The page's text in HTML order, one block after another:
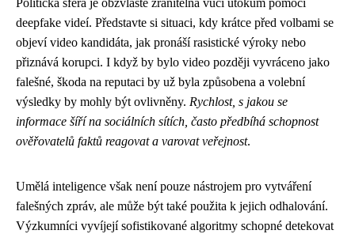
Politická sféra je obzvláště zranitelná vůči útokům pomocí
deepfake videí. Představte si situaci, kdy krátce před volbami se
objeví video kandidáta, jak pronáší rasistické výroky nebo
přiznává korupci. I když by bylo video později vyvráceno jako
falešné, škoda na reputaci by už byla způsobena a volební
výsledky by mohly být ovlivněny. Rychlost, s jakou se
informace šíří na sociálních sítích, často předbíhá schopnost
ověřovatelů faktů reagovat a varovat veřejnost.
Umělá inteligence však není pouze nástrojem pro vytváření
falešných zpráv, ale může být také použita k jejich odhalování.
Výzkumníci vyvíjejí sofistikované algoritmy schopné detekovat